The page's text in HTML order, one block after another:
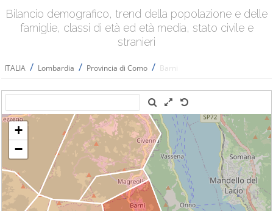
Bilancio demografico, trend della popolazione e delle
famiglie, classi di età ed età media, stato civile e
stranieri
ITALIA / Lombardia / Provincia di Como / Barni